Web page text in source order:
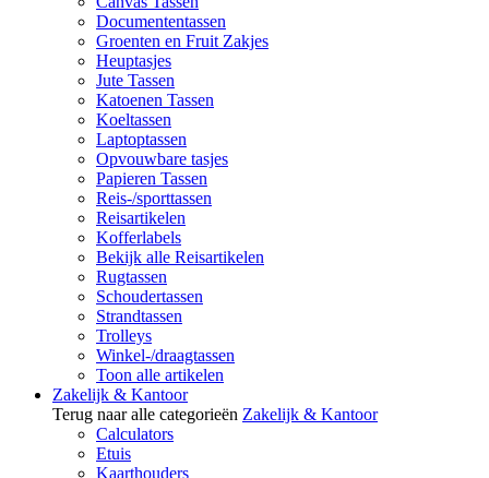
Documententassen
Groenten en Fruit Zakjes
Heuptasjes
Jute Tassen
Katoenen Tassen
Koeltassen
Laptoptassen
Opvouwbare tasjes
Papieren Tassen
Reis-/sporttassen
Reisartikelen
Kofferlabels
Bekijk alle Reisartikelen
Rugtassen
Schoudertassen
Strandtassen
Trolleys
Winkel-/draagtassen
Toon alle artikelen
Zakelijk & Kantoor
Terug naar alle categorieën Zakelijk & Kantoor
Calculators
Etuis
Kaarthouders